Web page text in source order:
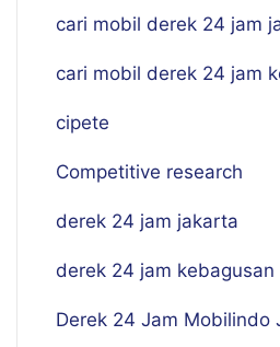
cari mobil derek 24 jam
cari mobil derek 24 jam
cipete
Competitive research
derek 24 jam jakarta
derek 24 jam kebagusan
Derek 24 Jam Mobilindo